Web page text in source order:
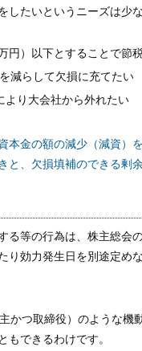
たいというニーズは少な
円）以下とすることで節
減らして欠損に充てたい
より大会社から外れたい
本金の額の減少（減資）
、欠損填補のできる剰
る等の行為は、株主総会
り効力発生日を別途定め
かつ取締役）のような機
もできるわけです。